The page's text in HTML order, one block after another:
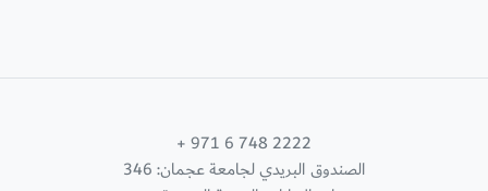
+ 971 6 748 2222
الصندوق البريدي لجامعة عجمان: 346